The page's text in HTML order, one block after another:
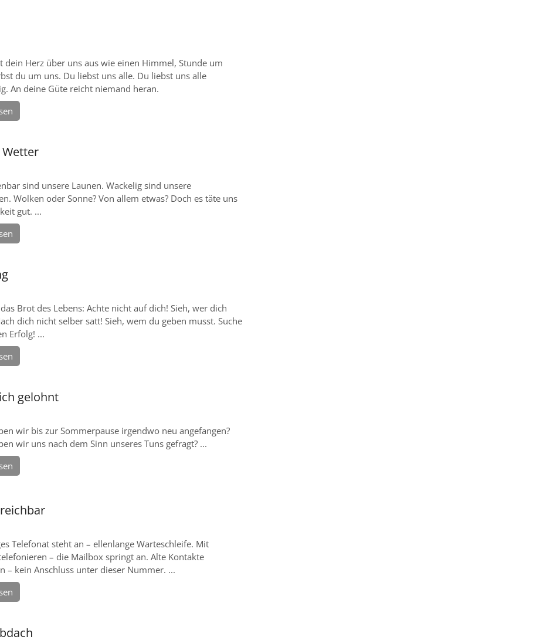
dein Herz über uns aus wie einen Himmel, Stunde um
du um uns. Du liebst uns alle. Du liebst uns alle
An deine Güte reicht niemand heran.
Wetter
sind unsere Launen. Wackelig sind unsere
Wolken oder Sonne? Von allem etwas? Doch es täte uns
gut. ...
Brot des Lebens: Achte nicht auf dich! Sieh, wer dich
dich nicht selber satt! Sieh, wem du geben musst. Suche
Erfolg! ...
gelohnt
wir bis zur Sommerpause irgendwo neu angefangen?
wir uns nach dem Sinn unseres Tuns gefragt? ...
Telefonat steht an – ellenlange Warteschleife. Mit
– die Mailbox springt an. Alte Kontakte
– kein Anschluss unter dieser Nummer. ...